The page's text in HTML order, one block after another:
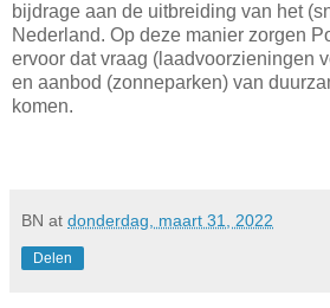
bijdrage aan de uitbreiding van het
Nederland. Op deze manier zorgen
ervoor dat vraag (laadvoorzieningen
en aanbod (zonneparken) van
komen.
BN at donderdag, maart 31, 2022
Delen